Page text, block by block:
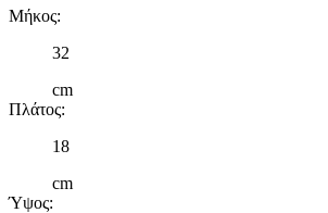
Μήκος:
32
cm
Πλάτος:
18
cm
Ύψος: